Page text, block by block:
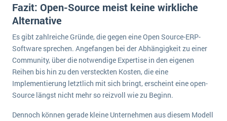
Fazit: Open-Source meist keine wirkliche
Alternative
Es gibt zahlreiche Gründe, die gegen eine Open Source-ERP-
Software sprechen. Angefangen bei der Abhängigkeit zu einer
Community, über die notwendige Expertise in den eigenen
Reihen bis hin zu den versteckten Kosten, die eine
Implementierung letztlich mit sich bringt, erscheint eine open-
Source längst nicht mehr so reizvoll wie zu Beginn.
Dennoch können gerade kleine Unternehmen aus diesem Modell